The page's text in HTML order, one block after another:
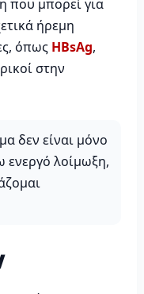
που μπορεί για
ήρεμη
όπως HBsAg,
στην
δεν είναι μόνο
ενεργό λοίμωξη,